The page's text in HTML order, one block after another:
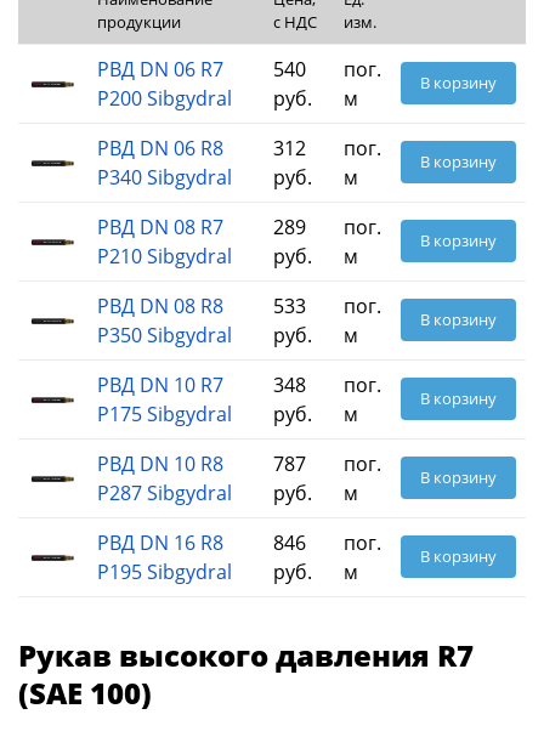
продукции
с НДС
изм.
РВД DN 06 R7
P200 Sibgydral
540
руб.
пог.
м
В корзину
РВД DN 06 R8
P340 Sibgydral
312
руб.
пог.
м
В корзину
РВД DN 08 R7
P210 Sibgydral
289
руб.
пог.
м
В корзину
РВД DN 08 R8
P350 Sibgydral
533
руб.
пог.
м
В корзину
РВД DN 10 R7
P175 Sibgydral
348
руб.
пог.
м
В корзину
РВД DN 10 R8
P287 Sibgydral
787
руб.
пог.
м
В корзину
РВД DN 16 R8
P195 Sibgydral
846
руб.
пог.
м
В корзину
Рукав высокого давления R7
(SAE 100)